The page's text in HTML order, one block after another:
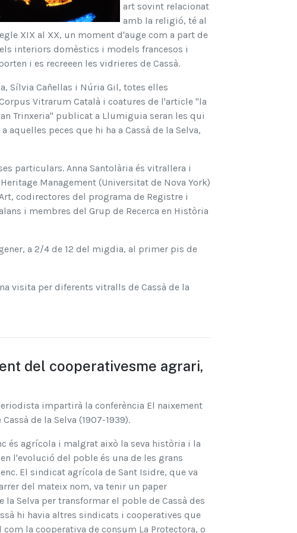
art sovint relacionat
amb la religió, té al
XIX al XX, un moment d'auge com a part de
interiors domèstics i models francesos i
i es recreeen les vidrieres de Cassà.
Sílvia Cañellas i Núria Gil, totes elles
Vitrarum Català i coatures de l'article "la
Trinxeria" publicat a Llumiguia seran les qui
aquelles peces que hi ha a Cassà de la Selva,
particulars. Anna Santolària és vitrallera i
Management (Universitat de Nova York)
codirectores del programa de Registre i
i membres del Grup de Recerca en Història
a 2/4 de 12 del migdia, al primer pis de
visita per diferents vitralls de Cassà de la
del cooperativesme agrari,
impartirà la conferència El naixement
de la Selva (1907-1939).
és agrícola i malgrat això la seva història i la
l'evolució del poble és una de les grans
El sindicat agrícola de Sant Isidre, que va
del mateix nom, va tenir un paper
Selva per transformar el poble de Cassà des
hi havia altres sindicats i cooperatives que
la cooperativa de consum La Protectora, o